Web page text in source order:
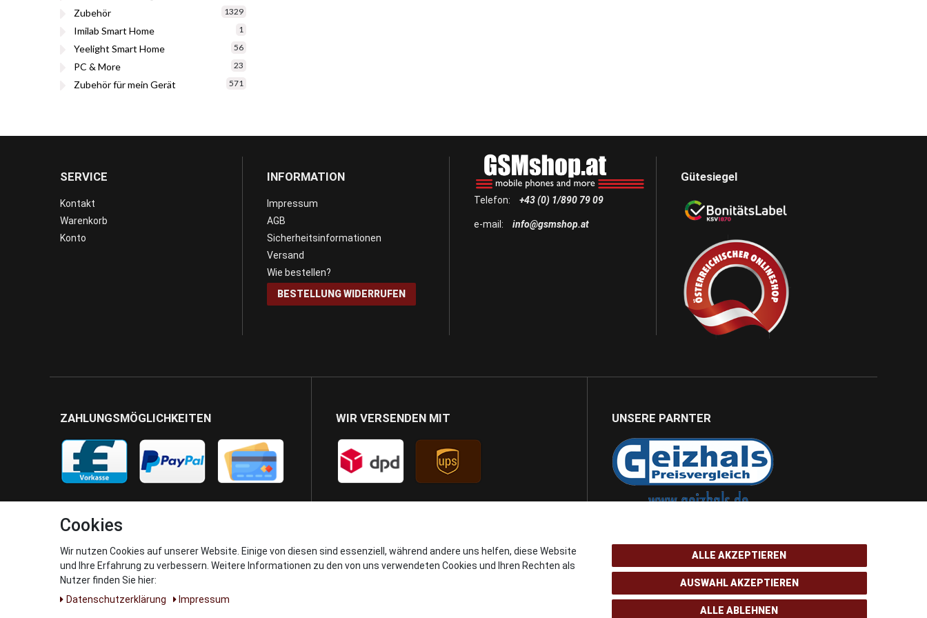
Zubehör 1329
Imilab Smart Home 1
Yeelight Smart Home 56
PC & More 23
Zubehör für mein Gerät 571
SERVICE
Kontakt
Warenkorb
Konto
INFORMATION
Impressum
AGB
Sicherheitsinformationen
Versand
Wie bestellen?
BESTELLUNG WIDERRUFEN
Telefon: +43 (0) 1/890 79 09
e-mail: info@gsmshop.at
Gütesiegel
ZAHLUNGSMÖGLICHKEITEN WIR VERSENDEN MIT UNSERE PARNTER
Cookies
Wir nutzen Cookies auf unserer Website. Einige von diesen sind essenziell, während andere uns helfen, diese Website
und Ihre Erfahrung zu verbessern. Weitere Informationen zu den von uns verwendeten Cookies und Ihren Rechten als
Nutzer finden Sie hier:
Daten­schutz­erklärung
Impressum
ALLE AKZEPTIEREN
AUSWAHL AKZEPTIEREN
ALLE ABLEHNEN